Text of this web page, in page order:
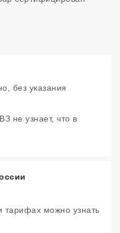
без указания
не узнает, что в
тарифах можно узнать